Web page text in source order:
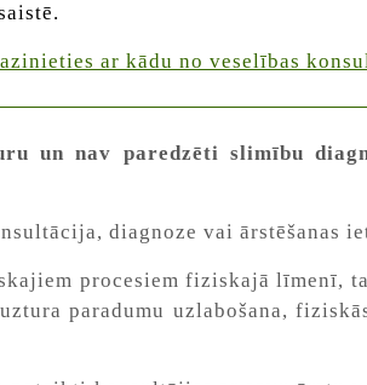
ar kādu no veselības
un nav paredzēti slimību
diagnoze vai ārstēšanas
procesiem fiziskajā līmenī,
paradumu uzlabošana,